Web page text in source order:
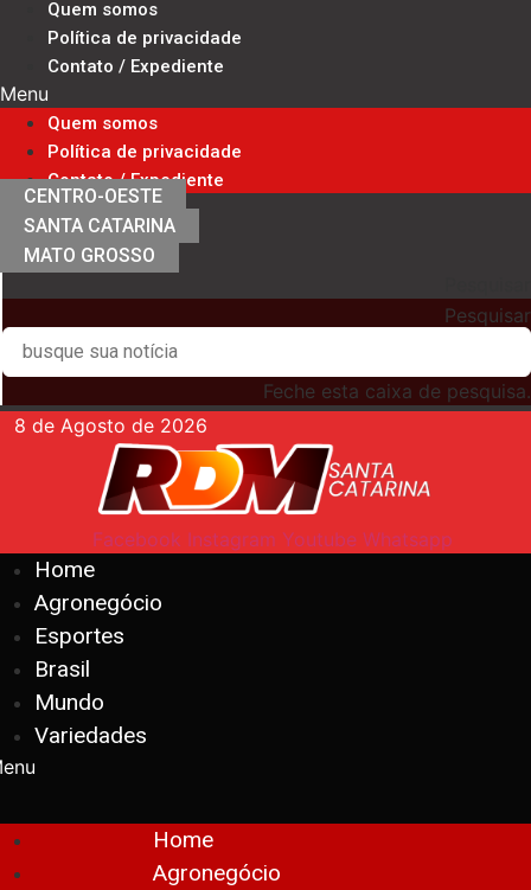
conteúdo
Quem somos
Política de privacidade
Contato / Expediente
Menu
Quem somos
Política de privacidade
Contato / Expediente
CENTRO-OESTE
SANTA CATARINA
MATO GROSSO
Pesquisar
Feche esta caixa de pesquisa.
8 de Agosto de 2026
Facebook Instagram Youtube Whatsapp
Home
Agronegócio
Esportes
Brasil
Mundo
Variedades
Home
Agronegócio